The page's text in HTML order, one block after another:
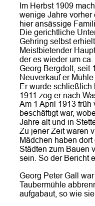
Im Herbst 1909
wenige Jahre
hier ansässige
Die gerichtliche
Gehring selbst
Meistbietender
der es wieder um
Georg Bergdolt, seit
Neuverkauf er
Er wurde schließlich
1911 zog er nach
Am 1 April 1913
beschäftigt war,
Jahre alt und in
Zu jener Zeit waren
Mädchen haben
Städten zum Bauen
sein. So der Bericht
Georg Peter Gall
Taubermühle
aufgabaut, so wie